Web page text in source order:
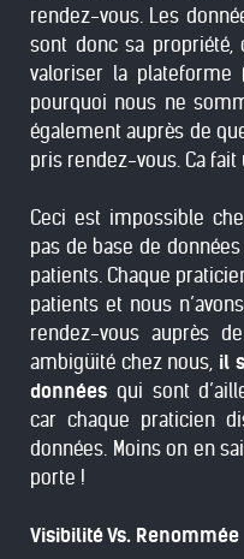
rendez-vous. Les
sont donc sa
valoriser la plateforme
pourquoi nous ne
également auprès de
pris rendez-vous. Ca fait
Ceci est impossible
pas de base de
patients. Chaque
patients et nous
rendez-vous auprès
ambigüité chez nous, il
données qui sont
car chaque praticien
données. Moins on en
porte !
Visibilité Vs. Renommée